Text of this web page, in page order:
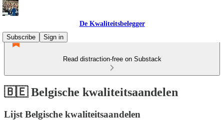
De Kwaliteitsbelegger
Subscribe
Sign in
Read distraction-free on Substack
🇧🇪 Belgische kwaliteitsaandelen
Lijst Belgische kwaliteitsaandelen